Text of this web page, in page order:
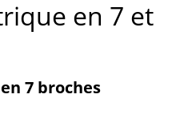
en 7 et
7 broches